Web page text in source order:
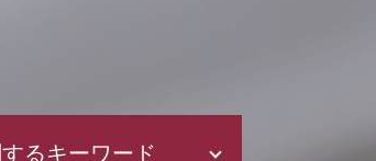
るキーワード